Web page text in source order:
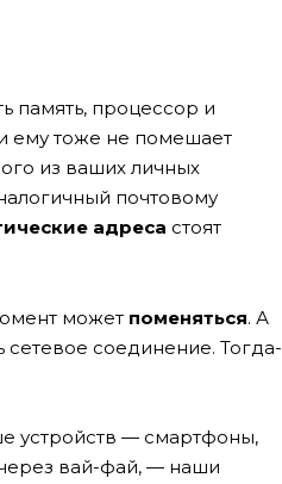
память, процессор и
ему тоже не помешает
из ваших личных
почтовому
адреса стоят
может поменяться. А
сетевое соединение. Тогда-
устройств — смартфоны,
вай-фай, — наши